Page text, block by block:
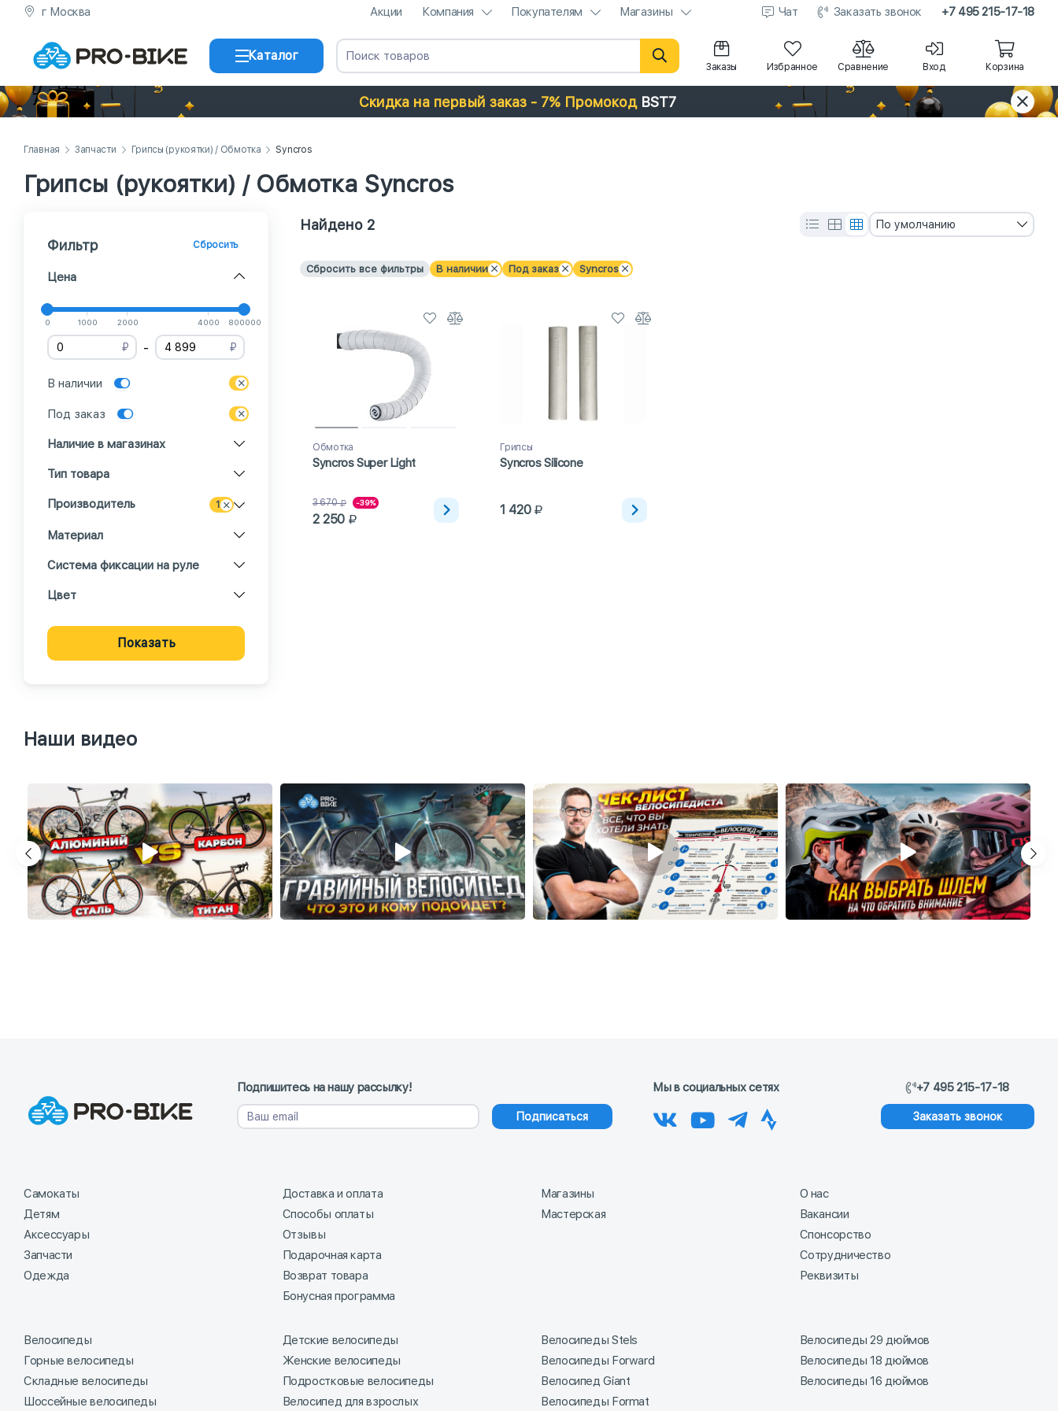
г Москва Акции Компания Покупателям Магазины Чат Заказать звонок +7 495 215-17-18
Каталог
Заказы Избранное Сравнение Вход Корзина
Скидка на первый заказ - 7% Промокод BST7
Главная Запчасти Грипсы (рукоятки) / Обмотка Syncros
Грипсы (рукоятки) / Обмотка Syncros
Найдено 2 По умолчанию
Сбросить все фильтры В наличии Под заказ Syncros
Обмотка
Syncros Super Light
3 670 -39%
2 250
Грипсы
Syncros Silicone
1 420
Фильтр Сбросить
Цена
0 1000 2000 4000 800000
₽ - ₽
В наличии
Под заказ
Наличие в магазинах
Тип товара
Производитель 1
Материал
Система фиксации на руле
Цвет
Показать
Наши видео
Подпишитесь на нашу рассылку!
Подписаться
Мы в социальных сетях +7 495 215-17-18
Заказать звонок
Самокаты
Детям
Аксессуары
Запчасти
Одежда
Доставка и оплата
Способы оплаты
Отзывы
Подарочная карта
Возврат товара
Бонусная программа
Магазины
Мастерская
О нас
Вакансии
Спонсорство
Сотрудничество
Реквизиты
Велосипеды
Горные велосипеды
Складные велосипеды
Шоссейные велосипеды
Детские велосипеды
Женские велосипеды
Подростковые велосипеды
Велосипед для взрослых
Велосипеды Stels
Велосипеды Forward
Велосипед Giant
Велосипеды Format
Велосипеды 29 дюймов
Велосипеды 18 дюймов
Велосипеды 16 дюймов